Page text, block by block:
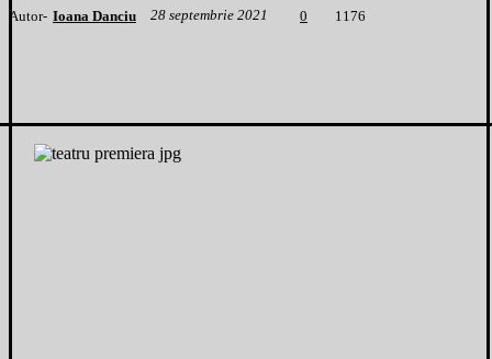
Autor- Ioana Danciu 28 septembrie 2021 0 1 176